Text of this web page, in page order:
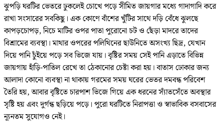
ঝুপড়ি ঘরটির ভেতরে ঢুকলেই চোখে পড়ে সীমিত জায়গার মধ্যে গাদাগাদি করে
রাখা সংসারের সবকিছু। এক কোণে বাঁশের খুঁটির সাথে দড়ি বেঁধে ঝুলছে
কাপড়চোপড়, নিচে মাটির ওপর পাতা পুরোনো চট ও ছেঁড়া মাদরে তাদের
বিশ্রামের ব্যবস্থা। মাথার ওপরের পলিথিনের ছাউনিতে অসংখ্য ছিদ্র, যেখান
দিয়ে পানি চুঁইয়ে পড়ে সব ভিজে যায়। বৃষ্টির সময় সেই পানি এড়াতে বিভিন্ন
জায়গায় হাঁড়ি-পাতিল রেখে তা ঠেকানোর চেষ্টা করা হয়। বাতাস ঢোকার জন্য
আলাদা কোনো ব্যবস্থা না থাকায় গরমের সময় ঘরের ভেতর দমবন্ধ পরিবেশ
তৈরি হয়, আবার বৃষ্টিতে চারপাশ ভিজে গিয়ে এক ধরনের স্যাঁতসেঁতে অবস্থার
সৃষ্টি হয় এবং দুর্গন্ধ ছড়িয়ে পড়ে। পুরো ঘরটিতে নিরাপত্তা ও স্বাভাবিক বসবাসের
ন্যূনতম সুযোগও নেই।